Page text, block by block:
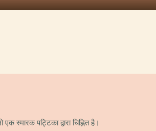
स्मारक पट्टिका द्वारा चिह्नित है।